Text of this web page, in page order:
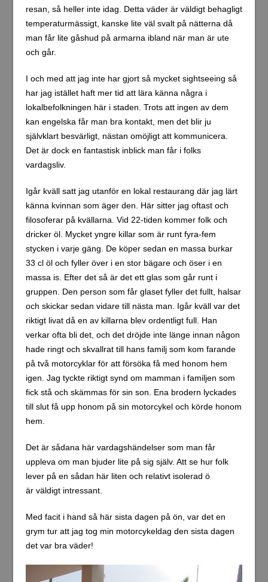
resan, så heller inte idag. Detta väder är väldigt behagligt
temperaturmässigt, kanske lite väl svalt på nätterna då
man får lite gåshud på armarna ibland när man är ute
och går.
I och med att jag inte har gjort så mycket sightseeing så
har jag istället haft mer tid att lära känna några i
lokalbefolkningen här i staden. Trots att ingen av dem
kan engelska får man bra kontakt, men det blir ju
självklart besvärligt, nästan omöjligt att kommunicera.
Det är dock en fantastisk inblick man får i folks
vardagsliv.
Igår kväll satt jag utanför en lokal restaurang där jag lärt
känna kvinnan som äger den. Här sitter jag oftast och
filosoferar på kvällarna. Vid 22-tiden kommer folk och
dricker öl. Mycket yngre killar som är runt fyra-fem
stycken i varje gäng. De köper sedan en massa burkar
33 cl öl och fyller över i en stor bägare och öser i en
massa is. Efter det så är det ett glas som går runt i
gruppen. Den person som får glaset fyller det fullt, halsar
och skickar sedan vidare till nästa man. Igår kväll var det
riktigt livat då en av killarna blev ordentligt full. Han
verkar ofta bli det, och det dröjde inte länge innan någon
hade ringt och skvallrat till hans familj som kom farande
på två motorcyklar för att försöka få med honom hem
igen. Jag tyckte riktigt synd om mamman i familjen som
fick stå och skämmas för sin son. Ena brodern lyckades
till slut få upp honom på sin motorcykel och körde honom
hem.
Det är sådana här vardagshändelser som man får
uppleva om man bjuder lite på sig själv. Att se hur folk
lever på en sådan här liten och relativt isolerad ö
är väldigt intressant.
Med facit i hand så här sista dagen på ön, var det en
grym tur att jag tog min motorcykeldag den sista dagen
det var bra väder!